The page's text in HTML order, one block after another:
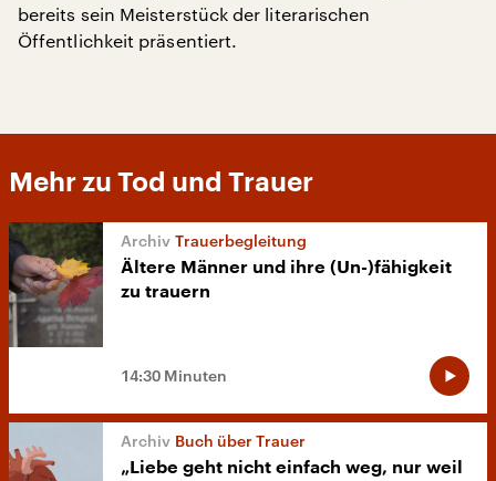
bereits sein Meisterstück der literarischen
Öffentlichkeit präsentiert.
Mehr zu Tod und Trauer
Trauerbegleitung
Ältere Männer und ihre (Un-)fähigkeit
zu trauern
14:30 Minuten
Buch über Trauer
„Liebe geht nicht einfach weg, nur weil